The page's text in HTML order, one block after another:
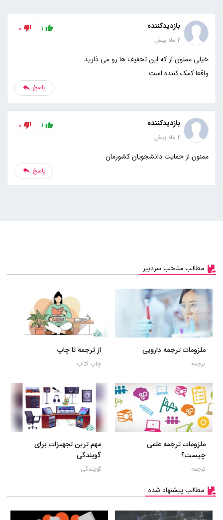
بازدیدکننده
2 ماه پیش
1
0
واقعا کمک کننده است
پاسخ
بازدیدکننده
2 ماه پیش
1
0
ممنون از حمایت دانشجویان کشورمان
پاسخ
مطالب منتخب سردبیر
ملزومات ترجمه دارویی
ترجمه
از ترجمه تا چاپ
چاپ کتاب
ملزومات ترجمه علمی
چیست؟
ترجمه
مهم ترین تجهیزات برای
گویندگی
گویندگی
مطالب پیشنهاد شده